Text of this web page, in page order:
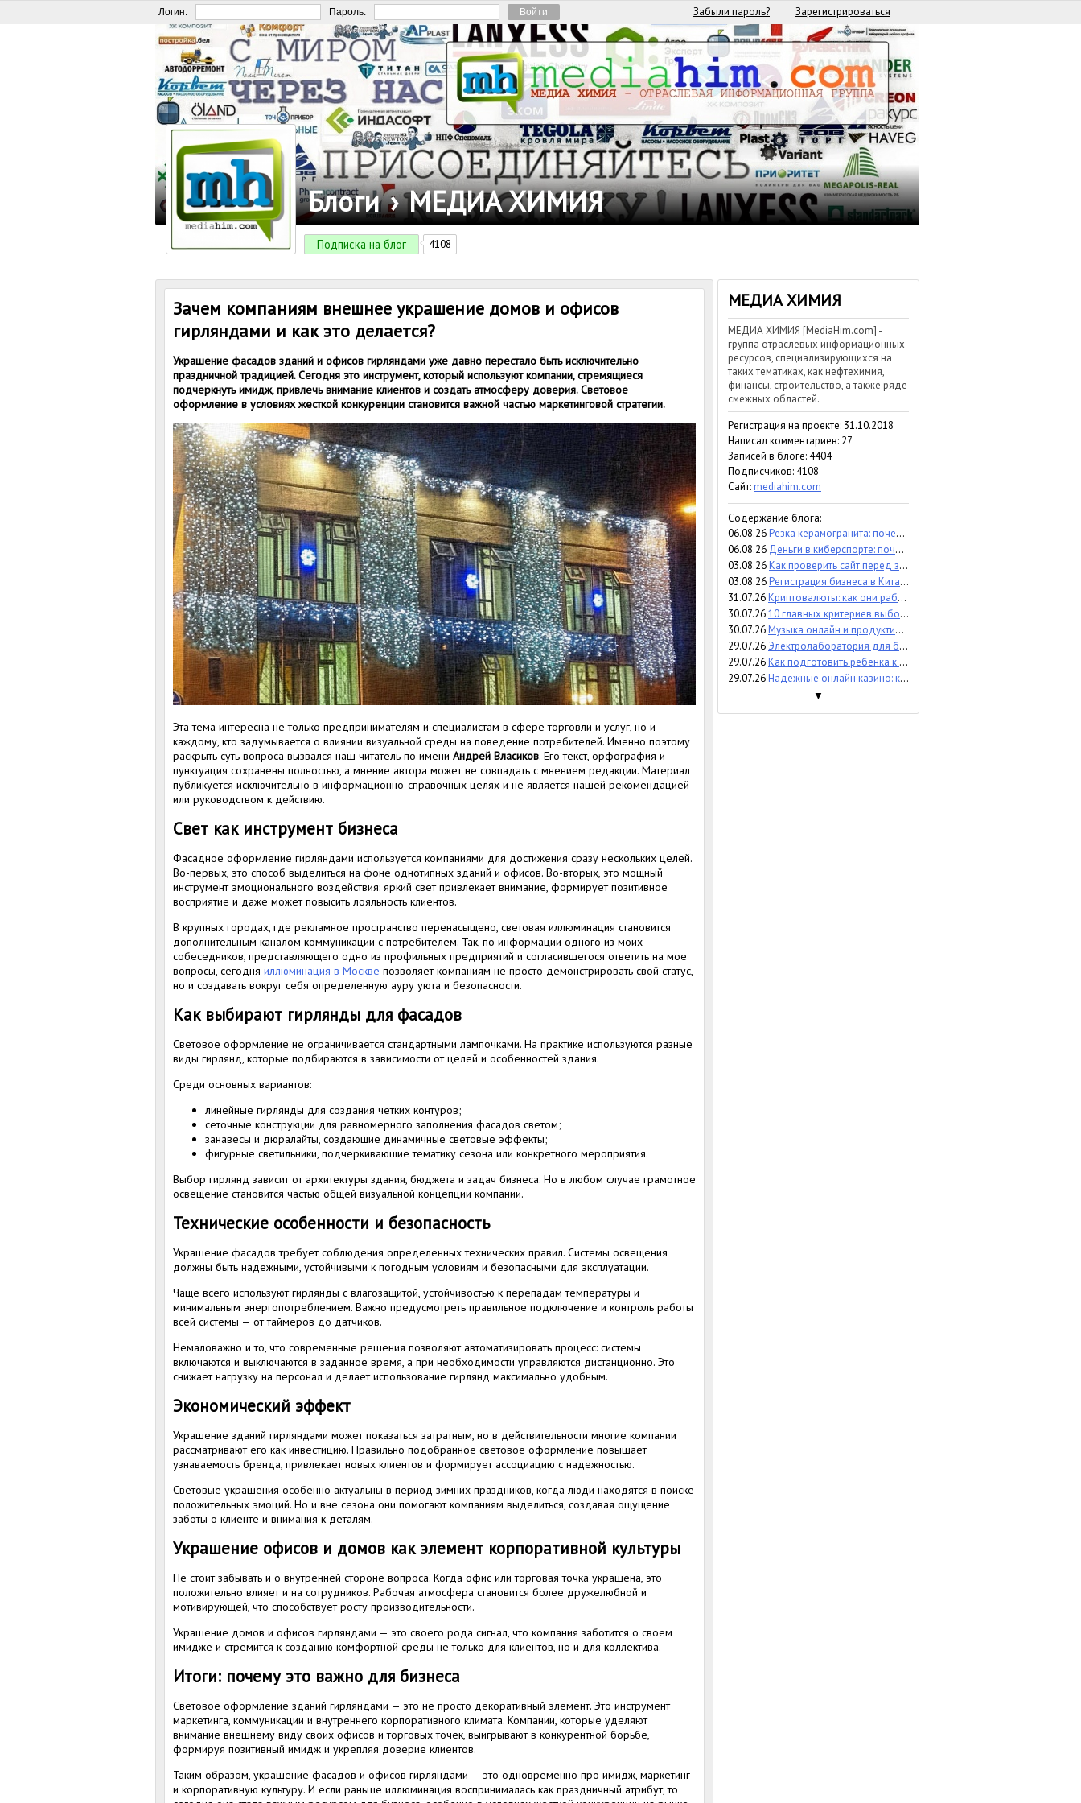
Логин: Пароль: Забыли пароль? Зарегистрироваться
Блоги › МЕДИА ХИМИЯ
Подписка на блог 4108
Зачем компаниям внешнее украшение домов и офисов
гирляндами и как это делается?
Украшение фасадов зданий и офисов гирляндами уже давно перестало быть исключительно
праздничной традицией. Сегодня это инструмент, который используют компании, стремящиеся
подчеркнуть имидж, привлечь внимание клиентов и создать атмосферу доверия. Световое
оформление в условиях жесткой конкуренции становится важной частью маркетинговой стратегии.
Эта тема интересна не только предпринимателям и специалистам в сфере торговли и услуг, но и
каждому, кто задумывается о влиянии визуальной среды на поведение потребителей. Именно поэтому
раскрыть суть вопроса вызвался наш читатель по имени Андрей Власиков. Его текст, орфография и
пунктуация сохранены полностью, а мнение автора может не совпадать с мнением редакции. Материал
публикуется исключительно в информационно-справочных целях и не является нашей рекомендацией
или руководством к действию.
Свет как инструмент бизнеса
Фасадное оформление гирляндами используется компаниями для достижения сразу нескольких целей.
Во-первых, это способ выделиться на фоне однотипных зданий и офисов. Во-вторых, это мощный
инструмент эмоционального воздействия: яркий свет привлекает внимание, формирует позитивное
восприятие и даже может повысить лояльность клиентов.
В крупных городах, где рекламное пространство перенасыщено, световая иллюминация становится
дополнительным каналом коммуникации с потребителем. Так, по информации одного из моих
собеседников, представляющего одно из профильных предприятий и согласившегося ответить на мое
вопросы, сегодня иллюминация в Москве позволяет компаниям не просто демонстрировать свой статус,
но и создавать вокруг себя определенную ауру уюта и безопасности.
Как выбирают гирлянды для фасадов
Световое оформление не ограничивается стандартными лампочками. На практике используются разные
виды гирлянд, которые подбираются в зависимости от целей и особенностей здания.
Среди основных вариантов:
линейные гирлянды для создания четких контуров;
сеточные конструкции для равномерного заполнения фасадов светом;
занавесы и дюралайты, создающие динамичные световые эффекты;
фигурные светильники, подчеркивающие тематику сезона или конкретного мероприятия.
Выбор гирлянд зависит от архитектуры здания, бюджета и задач бизнеса. Но в любом случае грамотное
освещение становится частью общей визуальной концепции компании.
Технические особенности и безопасность
Украшение фасадов требует соблюдения определенных технических правил. Системы освещения
должны быть надежными, устойчивыми к погодным условиям и безопасными для эксплуатации.
Чаще всего используют гирлянды с влагозащитой, устойчивостью к перепадам температуры и
минимальным энергопотреблением. Важно предусмотреть правильное подключение и контроль работы
всей системы — от таймеров до датчиков.
Немаловажно и то, что современные решения позволяют автоматизировать процесс: системы
включаются и выключаются в заданное время, а при необходимости управляются дистанционно. Это
снижает нагрузку на персонал и делает использование гирлянд максимально удобным.
Экономический эффект
Украшение зданий гирляндами может показаться затратным, но в действительности многие компании
рассматривают его как инвестицию. Правильно подобранное световое оформление повышает
узнаваемость бренда, привлекает новых клиентов и формирует ассоциацию с надежностью.
Световые украшения особенно актуальны в период зимних праздников, когда люди находятся в поиске
положительных эмоций. Но и вне сезона они помогают компаниям выделиться, создавая ощущение
заботы о клиенте и внимания к деталям.
Украшение офисов и домов как элемент корпоративной культуры
Не стоит забывать и о внутренней стороне вопроса. Когда офис или торговая точка украшена, это
положительно влияет и на сотрудников. Рабочая атмосфера становится более дружелюбной и
мотивирующей, что способствует росту производительности.
Украшение домов и офисов гирляндами — это своего рода сигнал, что компания заботится о своем
имидже и стремится к созданию комфортной среды не только для клиентов, но и для коллектива.
Итоги: почему это важно для бизнеса
Световое оформление зданий гирляндами — это не просто декоративный элемент. Это инструмент
маркетинга, коммуникации и внутреннего корпоративного климата. Компании, которые уделяют
внимание внешнему виду своих офисов и торговых точек, выигрывают в конкурентной борьбе,
формируя позитивный имидж и укрепляя доверие клиентов.
Таким образом, украшение фасадов и офисов гирляндами — это одновременно про имидж, маркетинг
и корпоративную культуру. И если раньше иллюминация воспринималась как праздничный атрибут, то
МЕДИА ХИМИЯ
МЕДИА ХИМИЯ [MediaHim.com] -
группа отраслевых информационных
ресурсов, специализирующихся на
таких тематиках, как нефтехимия,
финансы, строительство, а также ряде
смежных областей.
Регистрация на проекте: 31.10.2018
Написал комментариев: 27
Записей в блоге: 4404
Подписчиков: 4108
Сайт:mediahim.com
Содержание блога:
06.08.26Резка керамогранита: почему точность влияет на результат и расходы
06.08.26 Деньги в киберспорте: почему инвесторы вкладываются в бренд команды, а не в игрока (мнение)
03.08.26Как проверить сайт перед запуском - пошаговый аудит и контроль
03.08.26Регистрация бизнеса в Китае: что важно знать перед выходом на рынок
31.07.26Криптовалюты: как они работают, какие бывают и чем отличаются
30.07.2610 главных критериев выбора аттракционов для бизнеса
30.07.26Музыка онлайн и продуктивность: помогает сосредоточиться или отвлекает?
29.07.26 Электролаборатория для бизнеса: когда и зачем проверять электроустановки
29.07.26Как подготовить ребенка к процедуре УЗИ
29.07.26Надежные онлайн казино: критерии экспертного сравнения
▼